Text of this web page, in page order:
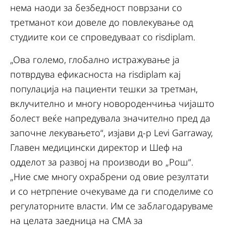
нема наоди за безбедност поврзани со
третманот кои довеле до повлекување од
студиите кои се спроведуваат со risdiplam.
„Ова големо, глобално истражување ја
потврдува ефикасноста на risdiplam кај
популација на пациенти тешки за третман,
вклучително и многу новороденчиња чијашто
болест веќе напредувала значително пред да
започне лекувањето“, изјави д-р Levi Garraway,
Главен медицински директор и Шеф на
одделот за развој на производи во „Рош“.
„Ние сме многу охрабрени од овие резултати
и со нетрпение очекуваме да ги споделиме со
регулаторните власти. Им се заблагодаруваме
на целата заедница на СМА за